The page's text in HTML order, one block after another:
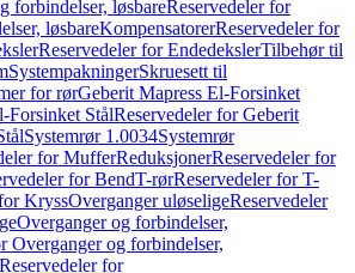
forbindelser, løsbareReservedeler for
løsbareKompensatorerReservedeler for
Reservedeler for EndedekslerTilbehør til
SystempakningerSkruesett til
for rørGeberit Mapress El-Forsinket
Forsinket StålReservedeler for Geberit
Systemrør 1.0034Systemrør
for MufferReduksjonerReservedeler for
for BendT-rørReservedeler for T-
KryssOverganger uløseligeReservedeler
Overganger og forbindelser,
Overganger og forbindelser,
Reservedeler for